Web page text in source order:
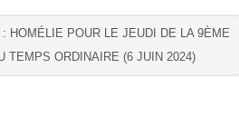
HOMÉLIE POUR LE JEUDI DE LA 9ÈME
TEMPS ORDINAIRE (6 JUIN 2024)